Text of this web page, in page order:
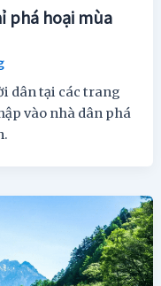
phá hoại mùa
dân tại các trang
vào nhà dân phá